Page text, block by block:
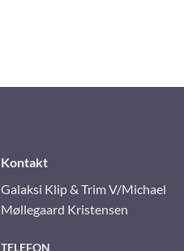
Kontakt
Galaksi Klip & Trim V/Michael
Møllegaard Kristensen
TELEFON